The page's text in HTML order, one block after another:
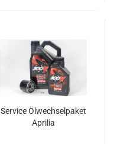
Service Ölwechselpaket
Aprilia